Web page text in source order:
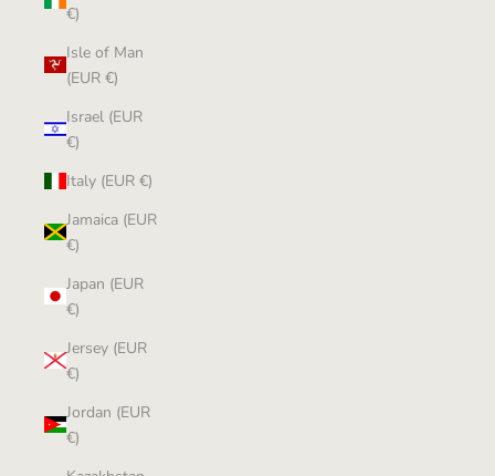
€)
Isle of Man
(EUR €)
Israel (EUR
€)
Italy (EUR €)
Jamaica (EUR
€)
Japan (EUR
€)
Jersey (EUR
€)
Jordan (EUR
€)